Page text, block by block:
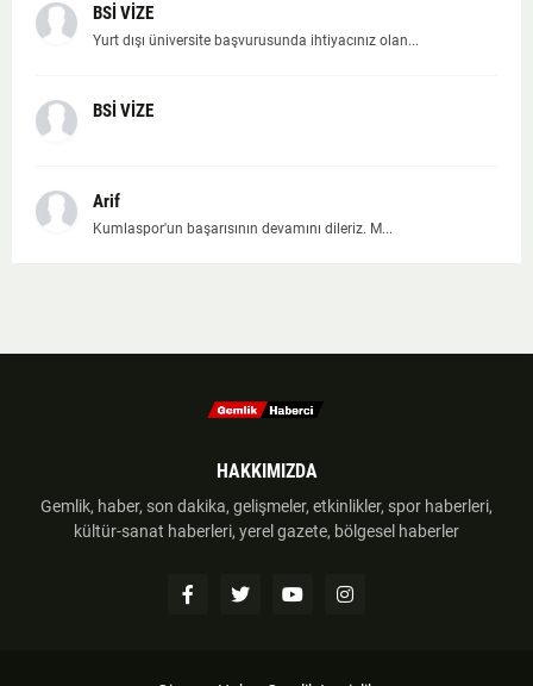
BSİ VİZE
Yurt dışı üniversite başvurusunda ihtiyacınız olan...
BSİ VİZE
Arif
Kumlaspor'un başarısının devamını dileriz. M...
HAKKIMIZDA
Gemlik, haber, son dakika, gelişmeler, etkinlikler, spor haberleri,
kültür-sanat haberleri, yerel gazete, bölgesel haberler